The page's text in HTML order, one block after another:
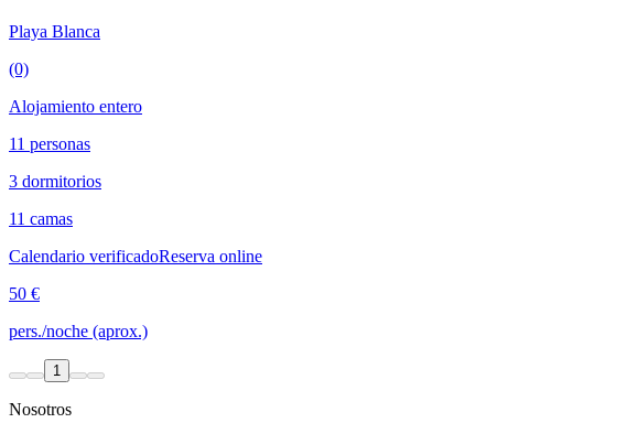
Playa Blanca
(0)
Alojamiento entero
11 personas
3 dormitorios
11 camas
Calendario verificadoReserva online
50 €
pers./noche (aprox.)
1
Nosotros